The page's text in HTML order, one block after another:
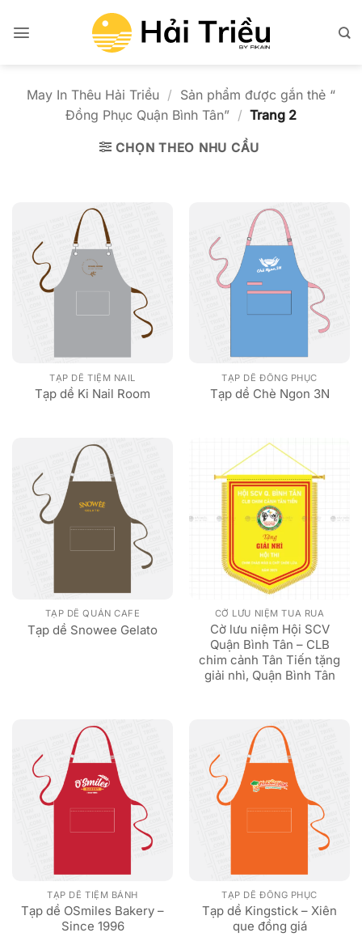
qua
May In Thêu Hải Triều / Sản phẩm được gắn thẻ “
Đồng Phục Quận Bình Tân” / Trang 2
CHỌN THEO NHU CẦU
TẠP DỀ TIỆM NAIL
Tạp dề Ki Nail Room
TẠP DỀ ĐỒNG PHỤC
Tạp dề Chè Ngon 3N
TẠP DỀ QUÁN CAFE
Tạp dề Snowee Gelato
CỜ LƯU NIỆM TUA RUA
Cờ lưu niệm Hội SCV
Quận Bình Tân – CLB
chim cảnh Tân Tiến tặng
giải nhì, Quận Bình Tân
TẠP DỀ TIỆM BÁNH
Tạp dề OSmiles Bakery –
Since 1996
TẠP DỀ ĐỒNG PHỤC
Tạp dề Kingstick – Xiên
que đồng giá